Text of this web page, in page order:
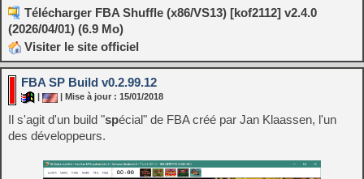
Télécharger FBA Shuffle (x86/VS13) [kof2112] v2.4.0
(2026/04/01) (6.9 Mo)
Visiter le site officiel
FBA SP Build v0.2.99.12
| Mise à jour : 15/01/2018
Il s'agit d'un build "spécial" de FBA créé par Jan Klaassen, l'un
des développeurs.